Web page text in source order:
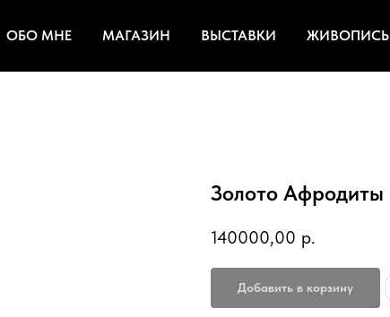
ОБО МНЕ МАГАЗИН ВЫСТАВКИ ЖИВОПИСЬ
Золото Афродиты
140000,00 р.
Добавить в корзину